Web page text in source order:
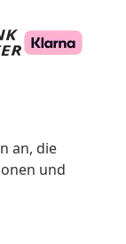
an, die
und